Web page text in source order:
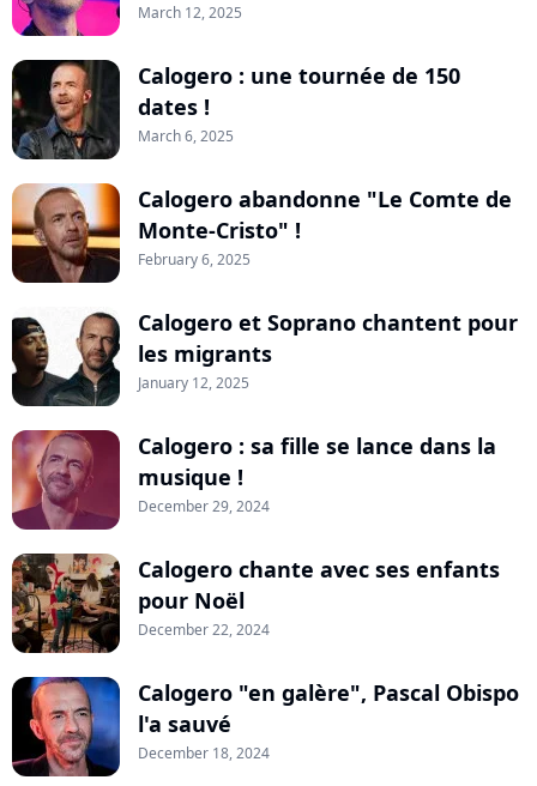
March 12, 2025
Calogero : une tournée de 150
dates !
March 6, 2025
Calogero abandonne "Le Comte de
Monte-Cristo" !
February 6, 2025
Calogero et Soprano chantent pour
les migrants
January 12, 2025
Calogero : sa fille se lance dans la
musique !
December 29, 2024
Calogero chante avec ses enfants
pour Noël
December 22, 2024
Calogero "en galère", Pascal Obispo
l'a sauvé
December 18, 2024